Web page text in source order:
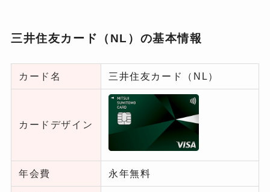
三井住友カード（NL）の基本情報
カード名 三井住友カード（NL）
カードデザイン
年会費 永年無料